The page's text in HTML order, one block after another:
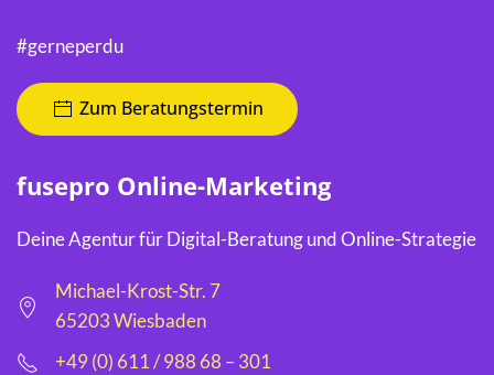
#gerneperdu
Zum Beratungstermin
fusepro Online-Marketing
Deine Agentur für Digital-Beratung und Online-Strategie
Michael-Krost-Str. 7
65203 Wiesbaden
+49 (0) 611 / 988 68 – 301